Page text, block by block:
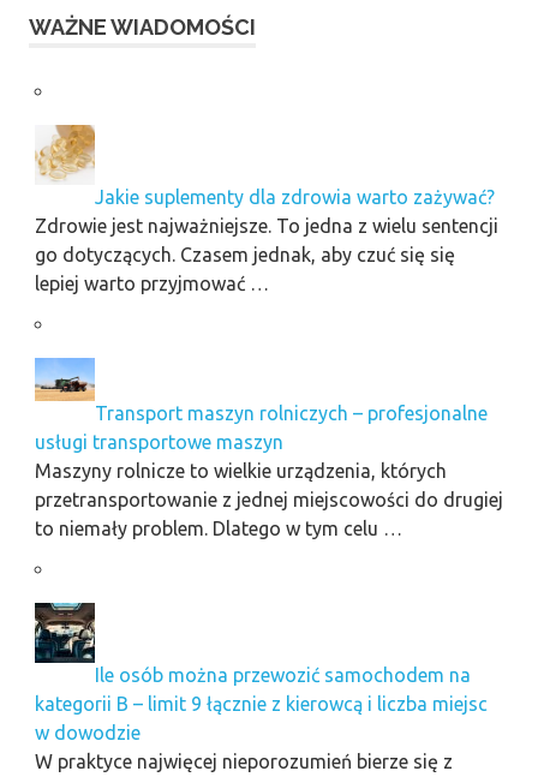
WAŻNE WIADOMOŚCI
Jakie suplementy dla zdrowia warto zażywać?
Zdrowie jest najważniejsze. To jedna z wielu sentencji
go dotyczących. Czasem jednak, aby czuć się się
lepiej warto przyjmować …
Transport maszyn rolniczych – profesjonalne
usługi transportowe maszyn
Maszyny rolnicze to wielkie urządzenia, których
przetransportowanie z jednej miejscowości do drugiej
to niemały problem. Dlatego w tym celu …
Ile osób można przewozić samochodem na
kategorii B – limit 9 łącznie z kierowcą i liczba miejsc
w dowodzie
W praktyce najwięcej nieporozumień bierze się z